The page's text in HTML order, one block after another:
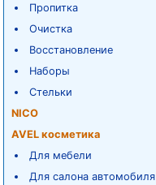
Пропитка
Очистка
Восстановление
Наборы
Стельки
NICO
AVEL косметика
Для мебели
Для салона автомобиля